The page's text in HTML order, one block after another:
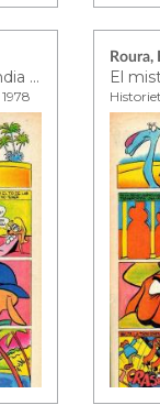
El misterioso país de Ali-Babandia ep. 7
Roura,